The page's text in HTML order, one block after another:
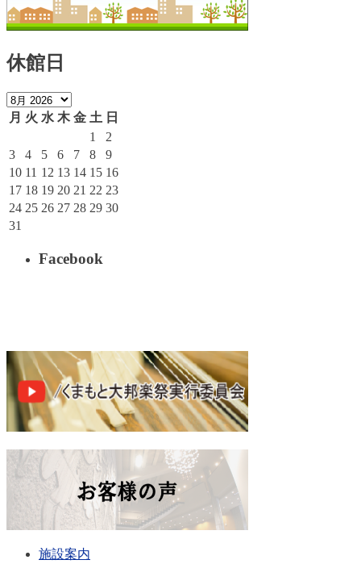
休館日
月 火 水 木 金 土 日
1
2
3
4 5 6 7 8
9
10 11 12 13 14 15 16
17 18 19 20 21 22 23
24 25 26 27 28 29 30
31
Facebook
施設案内